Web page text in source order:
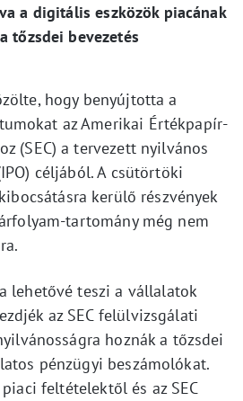
a digitális eszközök piacának
tőzsdei bevezetés
hogy benyújtotta a
az Amerikai Értékpapír-
(SEC) a tervezett nyilvános
céljából. A csütörtöki
kerülő részvények
tartomány még nem
lehetővé teszi a vállalatok
az SEC felülvizsgálati
hoznák a tőzsdei
pénzügyi beszámolókat.
feltételektől és az SEC